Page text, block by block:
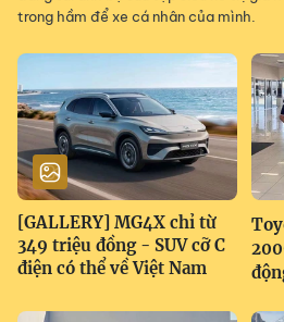
trong hầm để xe cá nhân của mình.
[GALLERY] MG4X chỉ từ
349 triệu đồng - SUV cỡ C
điện có thể về Việt Nam